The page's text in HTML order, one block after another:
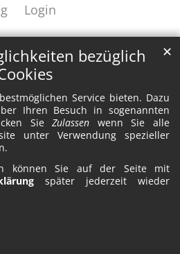
bezüglich
Service bieten. Dazu
Ihren Besuch in sogenannten
SieZulassen wenn Sie alle
unter Verwendung spezieller
können Sie auf der Seite mit
später jederzeit wieder
✕
Login